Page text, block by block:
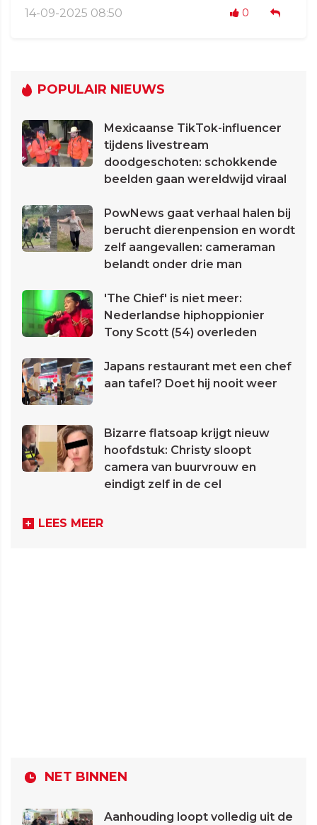
14-09-2025 08:50 0
POPULAIR NIEUWS
Mexicaanse TikTok-influencer
tijdens livestream
doodgeschoten: schokkende
beelden gaan wereldwijd viraal
PowNews gaat verhaal halen bij
berucht dierenpension en wordt
zelf aangevallen: cameraman
belandt onder drie man
'The Chief' is niet meer:
Nederlandse hiphoppionier
Tony Scott (54) overleden
Japans restaurant met een chef
aan tafel? Doet hij nooit weer
Bizarre flatsoap krijgt nieuw
hoofdstuk: Christy sloopt
camera van buurvrouw en
eindigt zelf in de cel
LEES MEER
NET BINNEN
Aanhouding loopt volledig uit de